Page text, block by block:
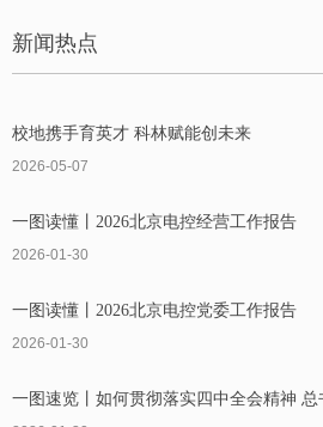
新闻热点
校地携手育英才 科林赋能创未来
2026-05-07
一图读懂丨2026北京电控经营工作报告
2026-01-30
一图读懂丨2026北京电控党委工作报告
2026-01-30
一图速览丨如何贯彻落实四中全会精神 总